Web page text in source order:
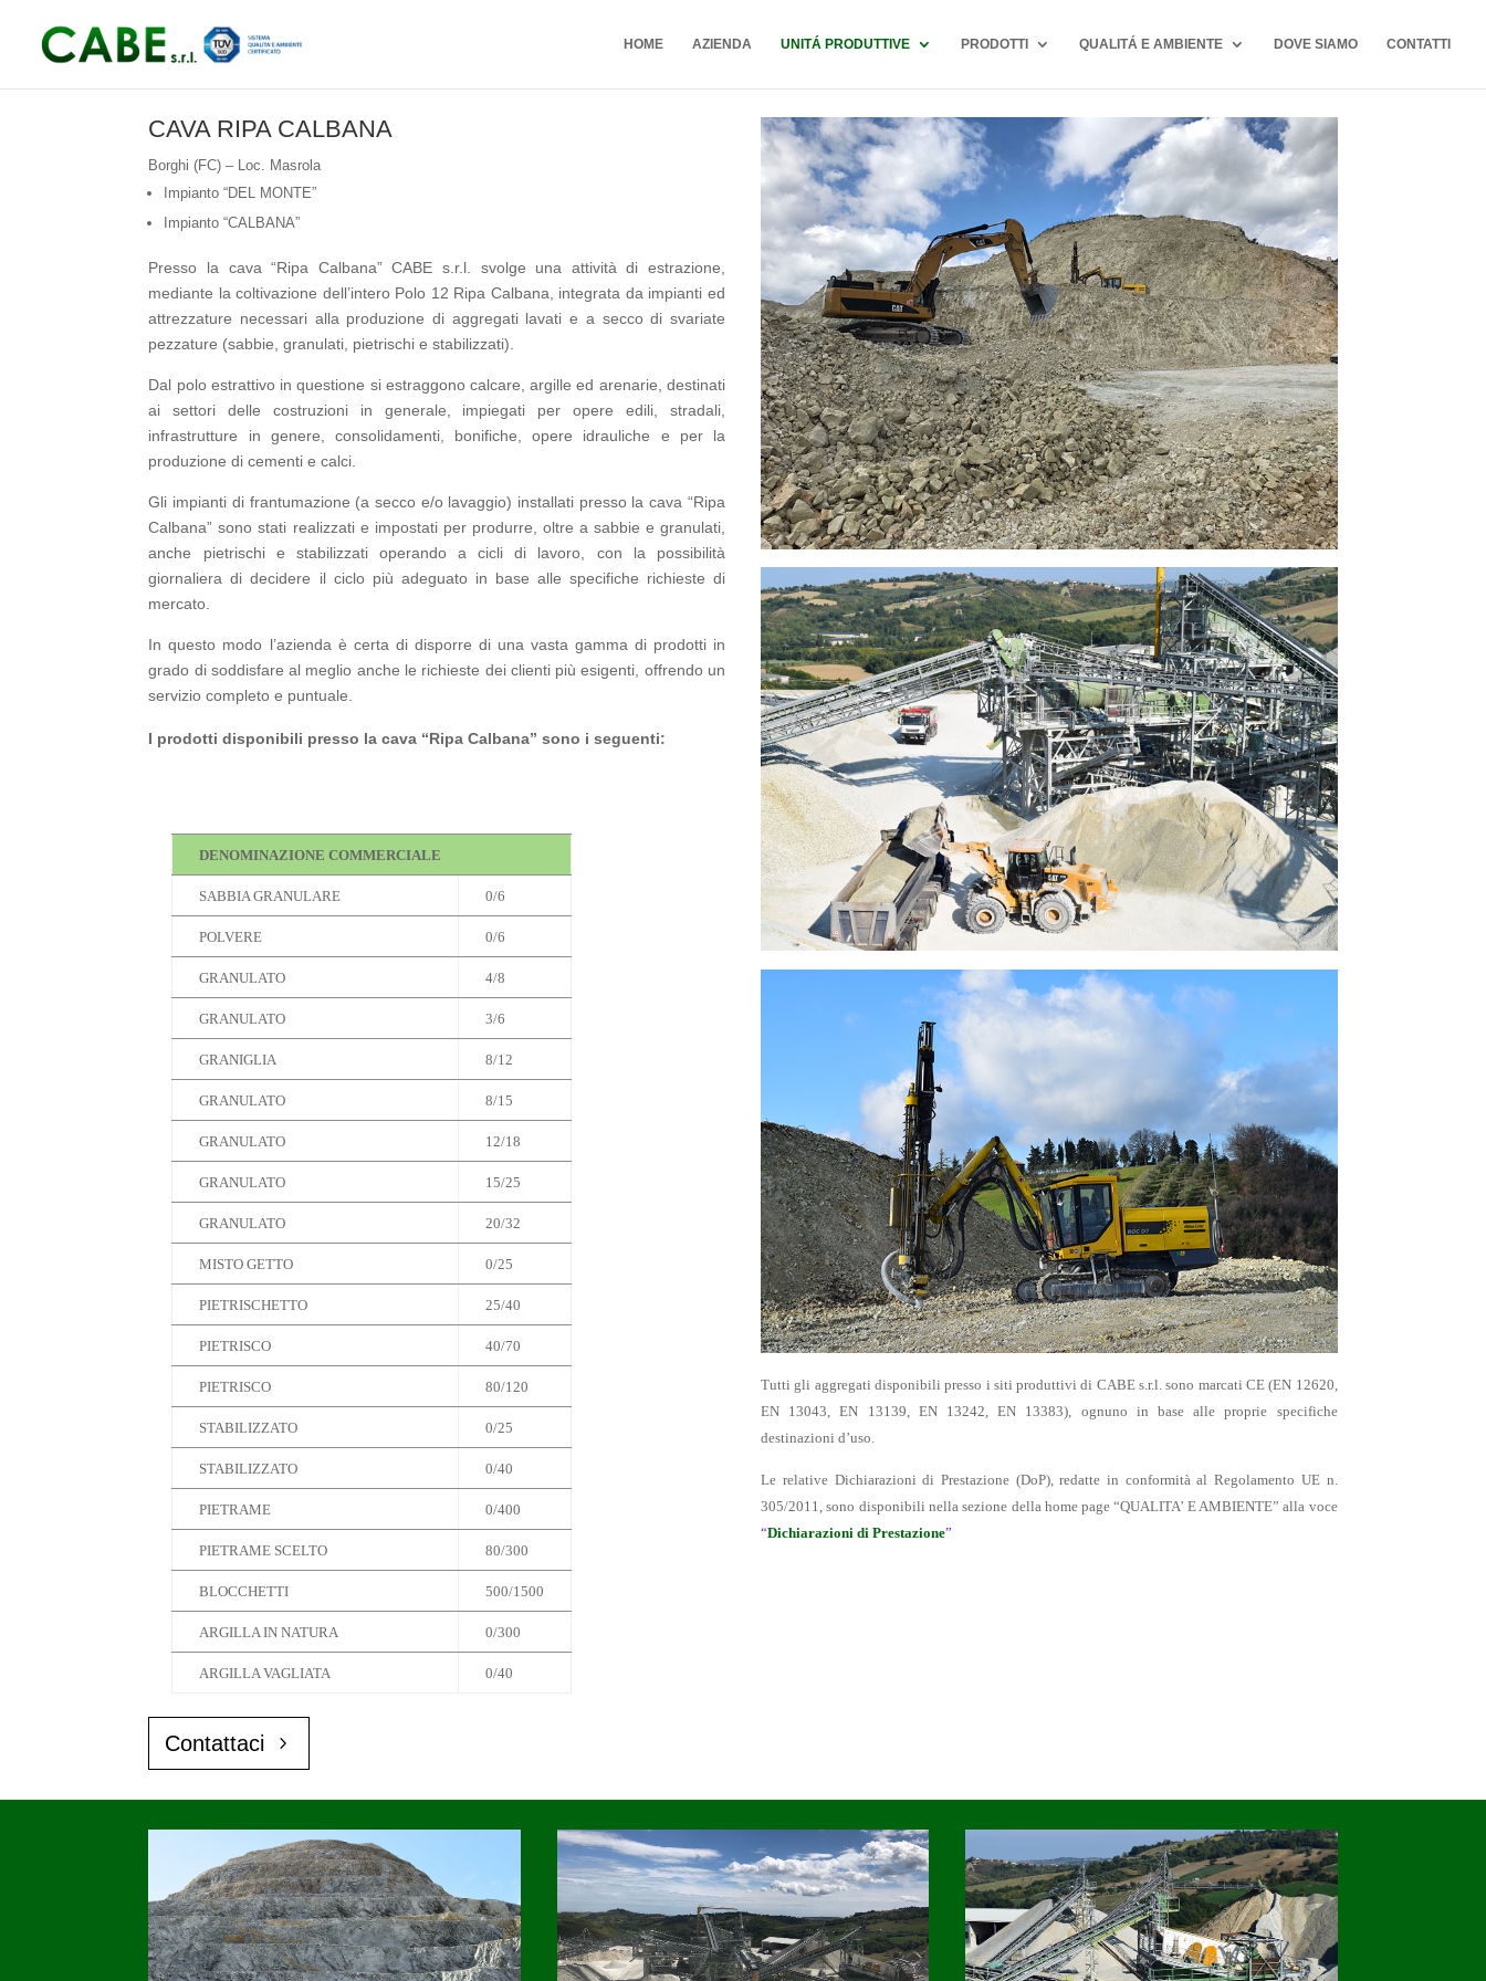
HOME AZIENDA UNITÁ PRODUTTIVE PRODOTTI QUALITÁ E AMBIENTE DOVE SIAMO CONTATTI
CAVA RIPA CALBANA
Borghi (FC) – Loc. Masrola
Impianto “DEL MONTE”
Impianto “CALBANA”
Presso la cava “Ripa Calbana” CABE s.r.l. svolge una attività di estrazione,
mediante la coltivazione dell’intero Polo 12 Ripa Calbana, integrata da impianti ed
attrezzature necessari alla produzione di aggregati lavati e a secco di svariate
pezzature (sabbie, granulati, pietrischi e stabilizzati).
Dal polo estrattivo in questione si estraggono calcare, argille ed arenarie, destinati
ai settori delle costruzioni in generale, impiegati per opere edili, stradali,
infrastrutture in genere, consolidamenti, bonifiche, opere idrauliche e per la
produzione di cementi e calci.
Gli impianti di frantumazione (a secco e/o lavaggio) installati presso la cava “Ripa
Calbana” sono stati realizzati e impostati per produrre, oltre a sabbie e granulati,
anche pietrischi e stabilizzati operando a cicli di lavoro, con la possibilità
giornaliera di decidere il ciclo più adeguato in base alle specifiche richieste di
mercato.
In questo modo l’azienda è certa di disporre di una vasta gamma di prodotti in
grado di soddisfare al meglio anche le richieste dei clienti più esigenti, offrendo un
servizio completo e puntuale.
I prodotti disponibili presso la cava “Ripa Calbana” sono i seguenti:
DENOMINAZIONE COMMERCIALE
SABBIA GRANULARE 0/6
POLVERE 0/6
GRANULATO 4/8
GRANULATO 3/6
GRANIGLIA 8/12
GRANULATO 8/15
GRANULATO 12/18
GRANULATO 15/25
GRANULATO 20/32
MISTO GETTO 0/25
PIETRISCHETTO 25/40
PIETRISCO 40/70
PIETRISCO 80/120
STABILIZZATO 0/25
STABILIZZATO 0/40
PIETRAME 0/400
PIETRAME SCELTO 80/300
BLOCCHETTI 500/1500
ARGILLA IN NATURA 0/300
ARGILLA VAGLIATA 0/40
Contattaci
Tutti gli aggregati disponibili presso i siti produttivi di CABE s.r.l. sono marcati CE (EN 12620,
EN 13043, EN 13139, EN 13242, EN 13383), ognuno in base alle proprie specifiche
destinazioni d’uso.
Le relative Dichiarazioni di Prestazione (DoP), redatte in conformità al Regolamento UE n.
305/2011, sono disponibili nella sezione della home page “QUALITA’ E AMBIENTE” alla voce
“Dichiarazioni di Prestazione”